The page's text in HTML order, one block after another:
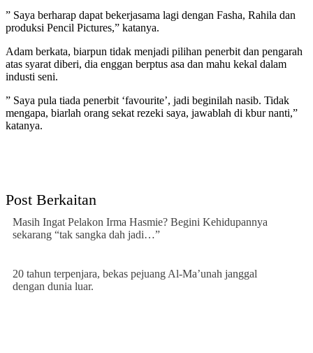
” Saya berharap dapat bekerjasama lagi dengan Fasha, Rahila dan
produksi Pencil Pictures,” katanya.
Adam berkata, biarpun tidak menjadi pilihan penerbit dan pengarah
atas syarat diberi, dia enggan berptus asa dan mahu kekal dalam
industi seni.
” Saya pula tiada penerbit ‘favourite’, jadi beginilah nasib. Tidak
mengapa, biarlah orang sekat rezeki saya, jawablah di kbur nanti,”
katanya.
Post Berkaitan
Masih Ingat Pelakon Irma Hasmie? Begini Kehidupannya
sekarang “tak sangka dah jadi…”
20 tahun terpenjara, bekas pejuang Al-Ma’unah janggal
dengan dunia luar.